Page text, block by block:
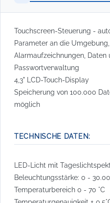
Touchscreen-Steuerung -
Parameter an die
Alarmaufzeichnungen, Daten
Passwortverwaltung
4,3" LCD-Touch-Display
Speicherung von 100.000
möglich
TECHNISCHE DATEN:
LED-Licht mit
Beleuchtungsstärke: 0 -
Temperaturbereich 0 - 70 °C